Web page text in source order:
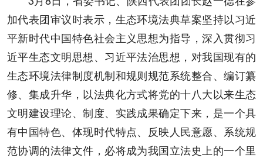
加代表团审议时表示，生态环境法典草案坚持以习近
平新时代中国特色社会主义思想为指导，深入贯彻习
近平生态文明思想、习近平法治思想，对我国现有的
生态环境法律制度机制和规则规范系统整合、编订纂
修、集成升华，以法典化方式将党的十八大以来生态
文明建设理论、制度、实践成果确定下来，是一个具
有中国特色、体现时代特点、反映人民意愿、系统规
范协调的法律文件，必将成为我国立法史上的一个里